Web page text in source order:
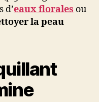
d’eaux florales ou
la peau